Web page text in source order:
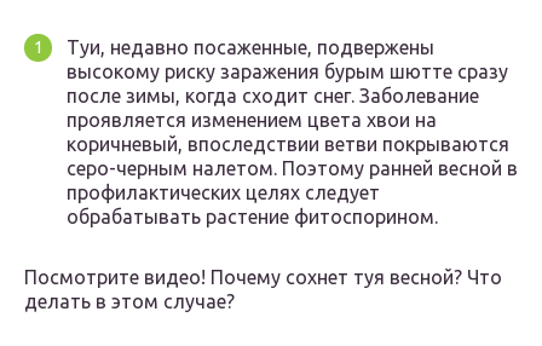
Туи, недавно посаженные, подвержены
высокому риску заражения бурым шютте сразу
после зимы, когда сходит снег. Заболевание
проявляется изменением цвета хвои на
коричневый, впоследствии ветви покрываются
серо-черным налетом. Поэтому ранней весной в
профилактических целях следует
обрабатывать растение фитоспорином.
Посмотрите видео! Почему сохнет туя весной? Что
делать в этом случае?